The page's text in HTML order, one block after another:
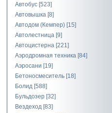
Автобус [523]
Автовышка [8]
Автодом (Кемпер) [15]
Автолестница [9]
Автоцистерна [221]
Аэродромная техника [84]
Аэросани [19]
Бетоносмеситель [18]
Болид [588]
Бульдозер [32]
Вездеход [83]